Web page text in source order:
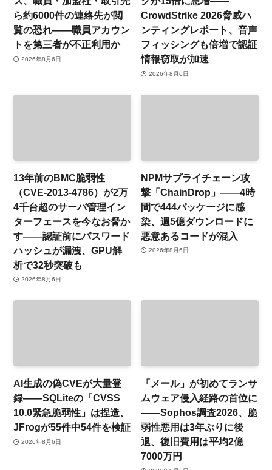
ら約6000件の連絡先が閲
覧の恐れ——職員アカウン
トを第三者が不正利用か
2026年8月6日
CrowdStrike 2026脅威ハ
ンティングレポート、音声
フィッシングも倍増で認証
情報窃取が加速
2026年8月6日
13年前のBMC脆弱性
（CVE-2013-4786）が2万
4千台超のサーバ管理イン
ターフェースを今なお脅か
す——認証前にパスワード
ハッシュが漏洩、GPU解
析で32秒突破も
2026年8月6日
NPMサプライチェーン攻
撃「ChainDrop」——4時
間で444パッケージに感
染、週5億ダウンロードに
悪意あるコードが混入
2026年8月6日
AI生成の偽CVEが大量登
録——SQLiteの「CVSS
10.0緊急脆弱性」は捏造、
JFrogが55件中54件を検証
2026年8月6日
「メール」が初めてランサ
ムウェア侵入経路の首位に
——Sophos調査2026、脆
弱性悪用は3年ぶりに後
退、復旧費用は平均2億
7000万円